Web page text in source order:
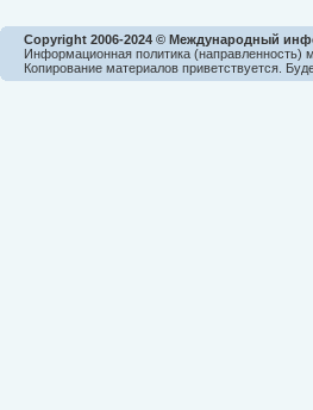
Copyright 2006-2024 © Международный
Информационная политика (направленность)
Копирование материалов приветствуется.